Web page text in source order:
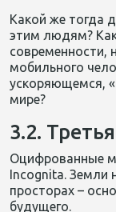
Какой же тогда
этим людям?
современности,
мобильного
ускоряющемся,
мире?
3.2.
Оцифрованные
Incognita. Земли
просторах –
будущего.